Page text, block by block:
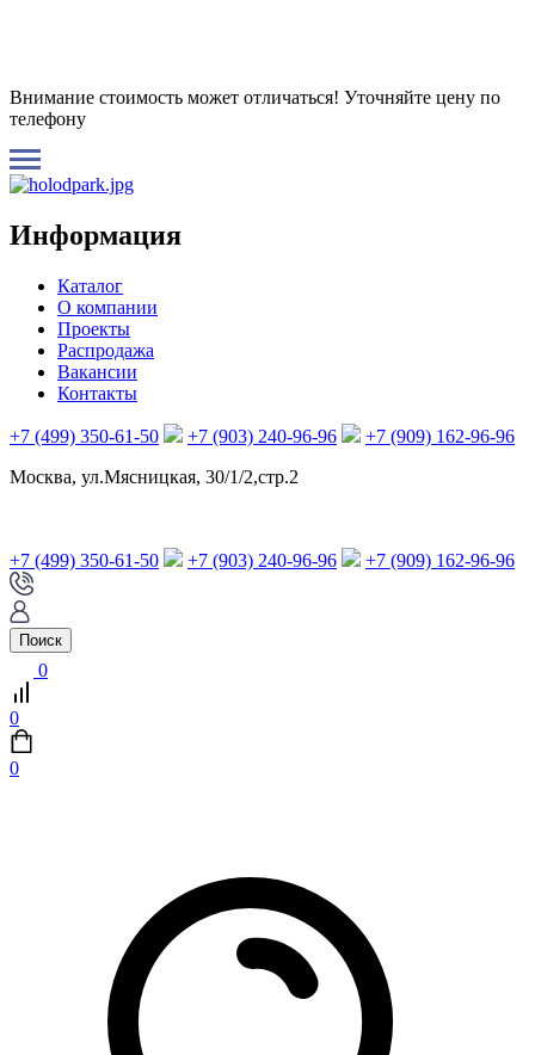
Внимание стоимость может отличаться! Уточняйте цену по
телефону
Информация
Каталог
О компании
Проекты
Распродажа
Вакансии
Контакты
+7 (499) 350-61-50 +7 (903) 240-96-96
+7 (909) 162-96-96
Москва, ул.Мясницкая, 30/1/2,стр.2
+7 (499) 350-61-50 +7 (903) 240-96-96 +7 (909) 162-96-96
Поиск
0
0
0